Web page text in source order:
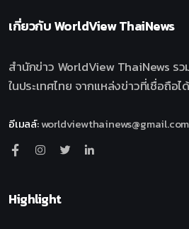
เกี่ยวกับWorldView ThaiNews
สำนักข่าว WorldView ThaiNews รว
ในประเทศไทย จากแหล่งข่าวที่เชื่อถือ
อีเมลล์:worldviewthainews@gmail.com
Highlight